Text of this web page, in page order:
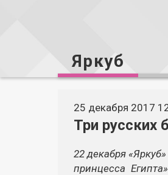
Яркуб
25 декабря 2017
Три русских
22 декабря
принцесса